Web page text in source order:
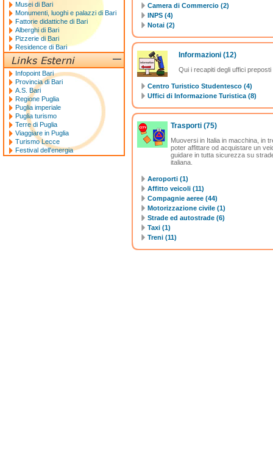
Camera di Commercio (2)
INPS (4)
Notai (2)
Informazioni (12)
Qui i recapiti degli uffici
Centro Turistico Studentesco (4)
Uffici di Informazione Turistica (8)
Trasporti (75)
Muoversi in Italia in macchina, in
poter affittare od acquistare un
guidare in tutta sicurezza su
italiana.
Aeroporti (1)
Affitto veicoli (11)
Compagnie aeree (44)
Motorizzazione civile (1)
Strade ed autostrade (6)
Taxi (1)
Treni (11)
Musei di Bari
Monumenti, luoghi e palazzi di Bari
Fattorie didattiche di Bari
Alberghi di Bari
Pizzerie di Bari
Residence di Bari
Infopoint Bari
Provincia di Bari
A.S. Bari
Regione Puglia
Puglia imperiale
Puglia turismo
Terre di Puglia
Viaggiare in Puglia
Turismo Lecce
Festival dell'energia